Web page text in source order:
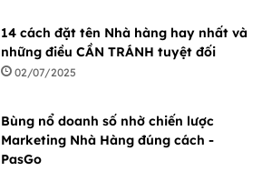
14 cách đặt tên Nhà hàng hay nhất và
những điều CẦN TRÁNH tuyệt đối
02/07/2025
Bùng nổ doanh số nhờ chiến lược
Marketing Nhà Hàng đúng cách -
PasGo